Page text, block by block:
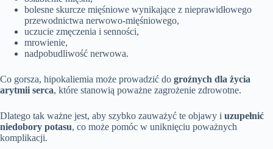
bolesne skurcze mięśniowe wynikające z nieprawidłowego
przewodnictwa nerwowo-mięśniowego,
uczucie zmęczenia i senności,
mrowienie,
nadpobudliwość nerwowa.
Co gorsza, hipokaliemia może prowadzić do groźnych dla życia
arytmii serca, które stanowią poważne zagrożenie zdrowotne.
Dlatego tak ważne jest, aby szybko zauważyć te objawy i uzupełnić
niedobory potasu, co może pomóc w uniknięciu poważnych
komplikacji.